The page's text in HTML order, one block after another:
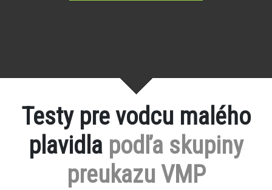
Testy pre vodcu malého
plavidla podľa skupiny
preukazu VMP